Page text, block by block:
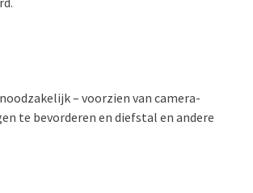
– voorzien van camera-
te bevorderen en diefstal en andere